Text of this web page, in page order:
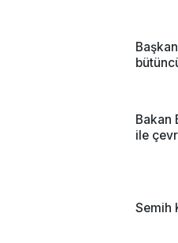
Bakan
ile
Semih